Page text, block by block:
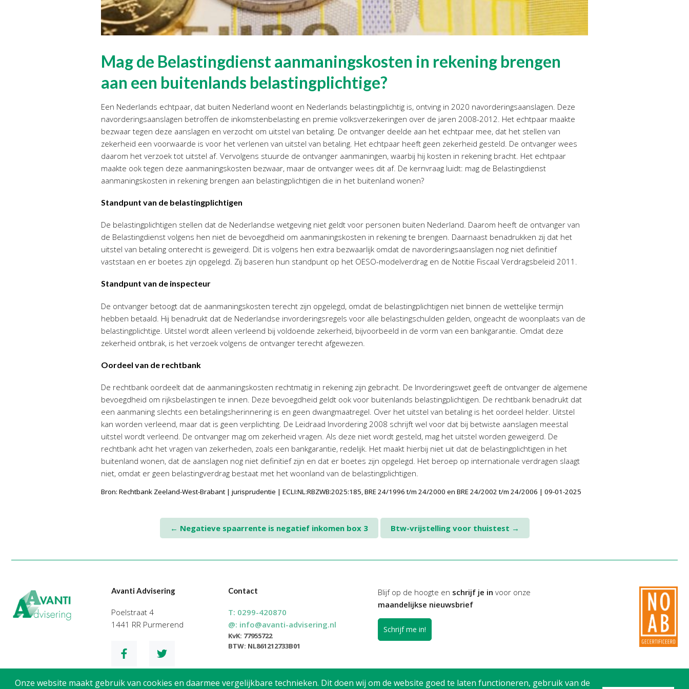
Onze website maakt gebruik van cookies en daarmee vergelijkbare technieken. Dit doen wij om de website goed te laten functioneren, gebruik van de
Mag de Belastingdienst aanmaningskosten in rekening brengen
aan een buitenlands belastingplichtige?
Een Nederlands echtpaar, dat buiten Nederland woont en Nederlands belastingplichtig is, ontving in 2020 navorderingsaanslagen. Deze
navorderingsaanslagen betroffen de inkomstenbelasting en premie volksverzekeringen over de jaren 2008-2012. Het echtpaar maakte
bezwaar tegen deze aanslagen en verzocht om uitstel van betaling. De ontvanger deelde aan het echtpaar mee, dat het stellen van
zekerheid een voorwaarde is voor het verlenen van uitstel van betaling. Het echtpaar heeft geen zekerheid gesteld. De ontvanger wees
daarom het verzoek tot uitstel af. Vervolgens stuurde de ontvanger aanmaningen, waarbij hij kosten in rekening bracht. Het echtpaar
maakte ook tegen deze aanmaningskosten bezwaar, maar de ontvanger wees dit af. De kernvraag luidt: mag de Belastingdienst
aanmaningskosten in rekening brengen aan belastingplichtigen die in het buitenland wonen?
Standpunt van de belastingplichtigen
De belastingplichtigen stellen dat de Nederlandse wetgeving niet geldt voor personen buiten Nederland. Daarom heeft de ontvanger van
de Belastingdienst volgens hen niet de bevoegdheid om aanmaningskosten in rekening te brengen. Daarnaast benadrukken zij dat het
uitstel van betaling onterecht is geweigerd. Dit is volgens hen extra bezwaarlijk omdat de navorderingsaanslagen nog niet definitief
vaststaan en er boetes zijn opgelegd. Zij baseren hun standpunt op het OESO-modelverdrag en de Notitie Fiscaal Verdragsbeleid 2011.
Standpunt van de inspecteur
De ontvanger betoogt dat de aanmaningskosten terecht zijn opgelegd, omdat de belastingplichtigen niet binnen de wettelijke termijn
hebben betaald. Hij benadrukt dat de Nederlandse invorderingsregels voor alle belastingschulden gelden, ongeacht de woonplaats van de
belastingplichtige. Uitstel wordt alleen verleend bij voldoende zekerheid, bijvoorbeeld in de vorm van een bankgarantie. Omdat deze
zekerheid ontbrak, is het verzoek volgens de ontvanger terecht afgewezen.
Oordeel van de rechtbank
De rechtbank oordeelt dat de aanmaningskosten rechtmatig in rekening zijn gebracht. De Invorderingswet geeft de ontvanger de algemene
bevoegdheid om rijksbelastingen te innen. Deze bevoegdheid geldt ook voor buitenlands belastingplichtigen. De rechtbank benadrukt dat
een aanmaning slechts een betalingsherinnering is en geen dwangmaatregel. Over het uitstel van betaling is het oordeel helder. Uitstel
kan worden verleend, maar dat is geen verplichting. De Leidraad Invordering 2008 schrijft wel voor dat bij betwiste aanslagen meestal
uitstel wordt verleend. De ontvanger mag om zekerheid vragen. Als deze niet wordt gesteld, mag het uitstel worden geweigerd. De
rechtbank acht het vragen van zekerheden, zoals een bankgarantie, redelijk. Het maakt hierbij niet uit dat de belastingplichtigen in het
buitenland wonen, dat de aanslagen nog niet definitief zijn en dat er boetes zijn opgelegd. Het beroep op internationale verdragen slaagt
niet, omdat er geen belastingverdrag bestaat met het woonland van de belastingplichtigen.
Bron: Rechtbank Zeeland-West-Brabant | jurisprudentie | ECLI:NL:RBZWB:2025:185, BRE 24/1996 t/m 24/2000 en BRE 24/2002 t/m 24/2006 | 09-01-2025
← Negatieve spaarrente is negatief inkomen box 3 Btw-vrijstelling voor thuistest →
Avanti Advisering
Poelstraat 4
1441 RR Purmerend
Contact
T: 0299-420870
@: info@avanti-advisering.nl
KvK: 77955722
BTW: NL861212733B01
Blijf op de hoogte en schrijf je in voor onze
maandelijkse nieuwsbrief
Schrijf me in!